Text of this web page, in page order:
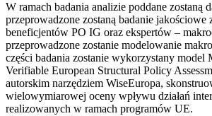
W ramach badania analizie poddane zostaną
przeprowadzone zostaną badanie jakościowe
beneficjentów PO IG oraz ekspertów –
przeprowadzone zostanie modelowanie
części badania zostanie wykorzystany
Verifiable European Structural Policy
autorskim narzędziem WiseEuropa,
wielowymiarowej oceny wpływu działań
realizowanych w ramach programów UE.